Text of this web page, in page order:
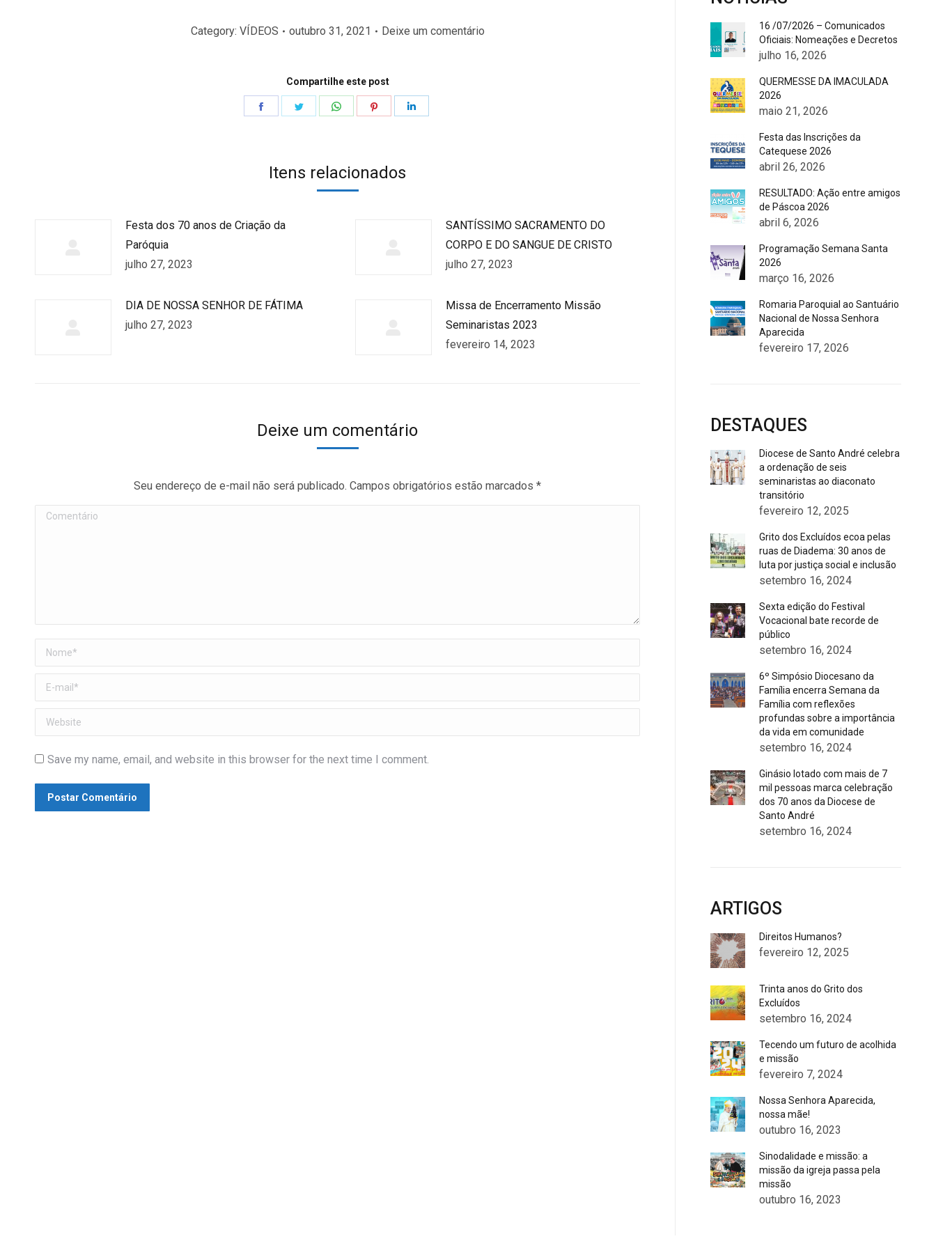
Category: VÍDEOS outubro 31, 2021 Deixe um comentário
Compartilhe este post
Share
Share
Itens relacionados
Festa dos 70 anos de Criação da
Paróquia
julho 27, 2023
SANTÍSSIMO SACRAMENTO DO
CORPO E DO SANGUE DE CRISTO
julho 27, 2023
DIA DE NOSSA SENHOR DE FÁTIMA
julho 27, 2023
Missa de Encerramento Missão
Seminaristas 2023
fevereiro 14, 2023
Deixe um comentário
Seu endereço de e-mail não será publicado. Campos obrigatórios estão marcados *
Comentário
Nome *
E-mail *
Website
Save my name, email, and website in this browser for the next time I comment.
Postar Comentário
16 /07/2026 – Comunicados
Oficiais: Nomeações e Decretos
julho 16, 2026
QUERMESSE DA IMACULADA
2026
maio 21, 2026
Festa das Inscrições da
Catequese 2026
abril 26, 2026
RESULTADO: Ação entre amigos
de Páscoa 2026
abril 6, 2026
Programação Semana Santa
2026
março 16, 2026
Romaria Paroquial ao Santuário
Nacional de Nossa Senhora
Aparecida
fevereiro 17, 2026
DESTAQUES
Diocese de Santo André celebra
a ordenação de seis
seminaristas ao diaconato
transitório
fevereiro 12, 2025
Grito dos Excluídos ecoa pelas
ruas de Diadema: 30 anos de
luta por justiça social e inclusão
setembro 16, 2024
Sexta edição do Festival
Vocacional bate recorde de
público
setembro 16, 2024
6º Simpósio Diocesano da
Família encerra Semana da
Família com reflexões
profundas sobre a importância
da vida em comunidade
setembro 16, 2024
Ginásio lotado com mais de 7
mil pessoas marca celebração
dos 70 anos da Diocese de
Santo André
setembro 16, 2024
ARTIGOS
Direitos Humanos?
fevereiro 12, 2025
Trinta anos do Grito dos
Excluídos
setembro 16, 2024
Tecendo um futuro de acolhida
e missão
fevereiro 7, 2024
Nossa Senhora Aparecida,
nossa mãe!
outubro 16, 2023
Sinodalidade e missão: a
missão da igreja passa pela
missão
outubro 16, 2023